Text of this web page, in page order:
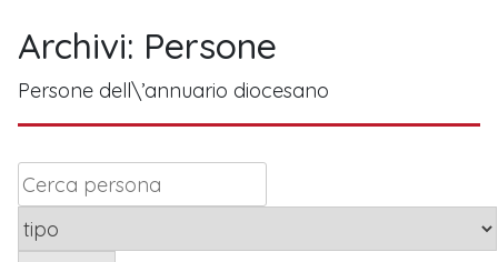
Archivi: Persone
Persone dell\’annuario diocesano